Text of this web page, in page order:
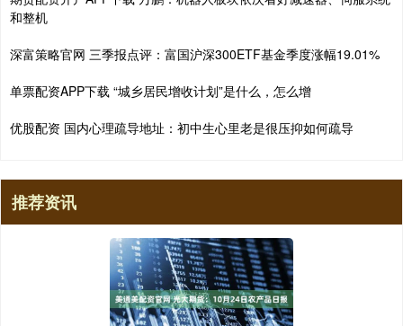
和整机
深富策略官网 三季报点评：富国沪深300ETF基金季度涨幅19.01%
单票配资APP下载 “城乡居民增收计划”是什么，怎么增
优股配资 国内心理疏导地址：初中生心里老是很压抑如何疏导
推荐资讯